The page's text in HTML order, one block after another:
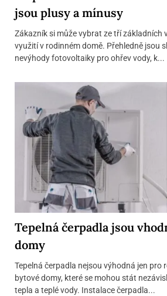
jsou plusy a mínusy
Zákazník si může vybrat ze tří základních
využití v rodinném domě. Přehledně jsou
nevýhody fotovoltaiky pro ohřev vody, k...
Tepelná čerpadla jsou
domy
Tepelná čerpadla nejsou výhodná jen pro
bytové domy, které se mohou stát
tepla a teplé vody. Instalace čerpadla...